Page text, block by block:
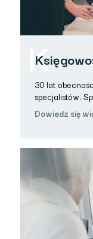
K
30 lat
specjalistów.
Dowiedz się